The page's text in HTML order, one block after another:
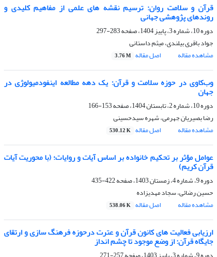
قرآن و سلامت روان: ترسیم نقشه های علمی از مفاهیم کلیدی و
روندهای پژوهشی جهانی
دوره 10، شماره 3، پاییز 1404، صفحه
283-297
جواد باقری بیلندی، میثم داستانی
مشاهده مقاله
اصل مقاله 3.76 M
وب‌کاوی در حوزه سلامت و قرآن: یک دهه مطالعه اینفودمیولوژی در
جهان
دوره 10، شماره 2، تابستان 1404، صفحه
153-166
رضا بصیریان جهرمی، شهره سیدحسینی
مشاهده مقاله
اصل مقاله 530.12 K
عوامل مؤثر بر تحکیم خانواده بر اساس آیات و روایات؛ (با محوریت آیات
قرآن کریم)
دوره 9، شماره 4، زمستان 1403، صفحه
422-435
حسین رضائی، سجاد مهدیزاده
مشاهده مقاله
اصل مقاله 538.06 K
ارزیابی فعالیت های کانون قرآن و عترت درحوزه فرهنگ سازی و ارتقای
جایگاه قرآن: از وضع موجود تا چشم انداز